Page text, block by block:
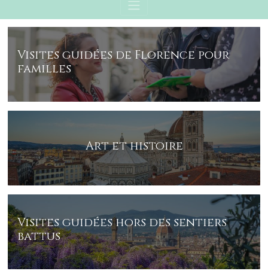
Visites guidées de Florence pour
familles
Art et histoire
Visites guidées hors des sentiers
battus